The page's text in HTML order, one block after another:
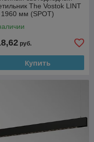
The Vostok LINT
мм (SPOT)
руб.
Купить